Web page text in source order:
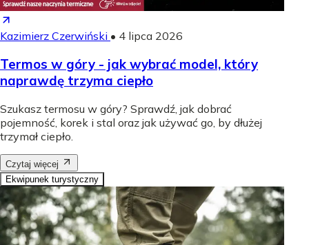
Kazimierz Czerwiński • 4 lipca 2026
Termos w góry - jak wybrać model, który
naprawdę trzyma ciepło
Szukasz termosu w góry? Sprawdź, jak dobrać
pojemność, korek i stal oraz jak używać go, by dłużej
trzymał ciepło.
Czytaj więcej
Ekwipunek turystyczny